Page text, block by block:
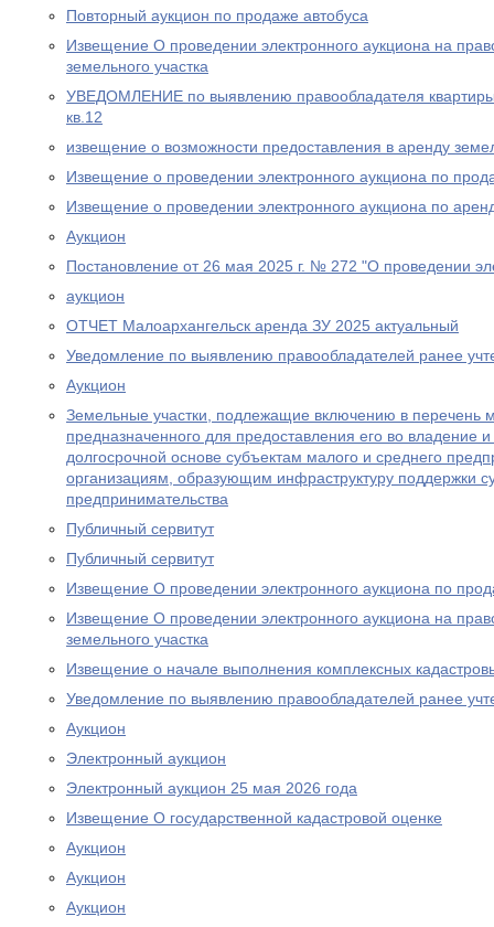
Повторный аукцион по продаже автобуса
Извещение О проведении электронного аукциона на
земельного участка
УВЕДОМЛЕНИЕ по выявлению правообладателя
кв.12
извещение о возможности предоставления в аренду
Извещение о проведении электронного аукциона по
Извещение о проведении электронного аукциона по
Аукцион
Постановление от 26 мая 2025 г. № 272 "О проведении
аукцион
ОТЧЕТ Малоархангельск аренда ЗУ 2025 актуальный
Уведомление по выявлению правообладателей ранее
Аукцион
Земельные участки, подлежащие включению в перечень
предназначенного для предоставления его во владение
долгосрочной основе субъектам малого и среднего
организациям, образующим инфраструктуру поддержки
предпринимательства
Публичный сервитут
Публичный сервитут
Извещение О проведении электронного аукциона по
Извещение О проведении электронного аукциона на
земельного участка
Извещение о начале выполнения комплексных
Уведомление по выявлению правообладателей ранее
Аукцион
Электронный аукцион
Электронный аукцион 25 мая 2026 года
Извещение О государственной кадастровой оценке
Аукцион
Аукцион
Аукцион